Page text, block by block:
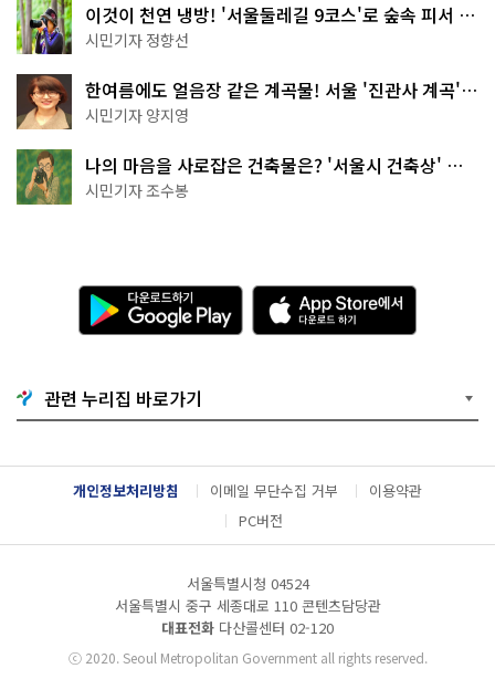
이것이 천연 냉방! '서울둘레길 9코스'로 숲속 피서 떠
나볼까
시민기자 정향선
한여름에도 얼음장 같은 계곡물! 서울 '진관사 계곡'이
천국이네~
시민기자 양지영
나의 마음을 사로잡은 건축물은? '서울시 건축상' 수
상작 공개!
시민기자 조수봉
다
운
로
기
G
o
g
l
e
l
A
p
p
e
서
다
운
드
관련 누리집 바로가기
개인정보처리방침 이메일 무단수집 거부
이용약관
PC버전
서울특별시청 04524
서울특별시 중구 세종대로 110 콘텐츠담당관
대표전화 다산콜센터 02-120
ⓒ2020. Seoul Metropolitan Government all rights reserved.